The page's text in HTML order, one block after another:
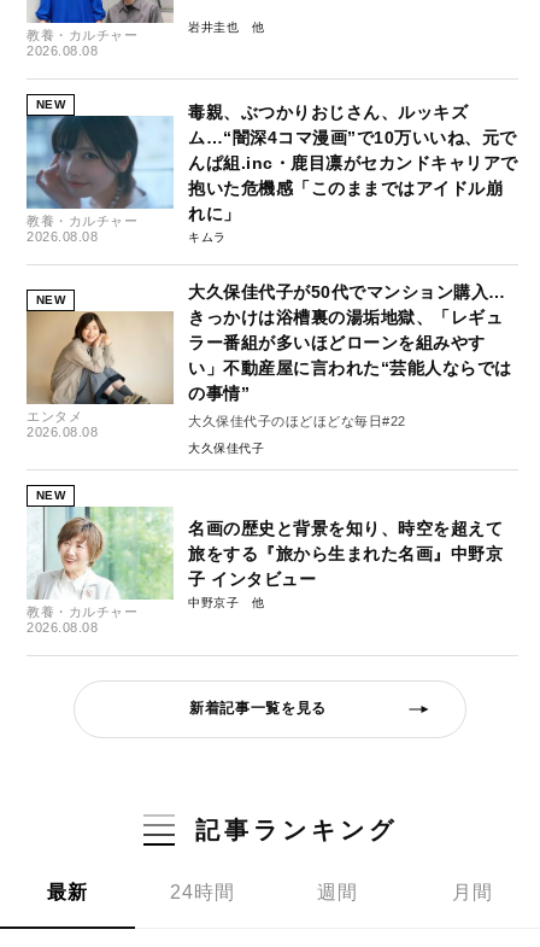
教養・カルチャー
2026.08.08
岩井圭也
NEW
教養・カルチャー
2026.08.08
毒親、ぶつかりおじさん、ルッキズ
ム…“闇深4コマ漫画”で10万いいね、元で
んぱ組.inc・鹿目凛がセカンドキャリアで
抱いた危機感「このままではアイドル崩
れに」
キムラ
NEW
エンタメ
2026.08.08
大久保佳代子が50代でマンション購入…
きっかけは浴槽裏の湯垢地獄、「レギュ
ラー番組が多いほどローンを組みやす
い」不動産屋に言われた“芸能人ならでは
の事情”
大久保佳代子のほどほどな毎日#22
大久保佳代子
NEW
教養・カルチャー
2026.08.08
名画の歴史と背景を知り、時空を超えて
旅をする『旅から生まれた名画』中野京
子 インタビュー
中野京子
新着記事一覧を見る
記事ランキング
最新 24時間 週間 月間